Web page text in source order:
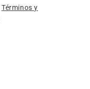
Términos y